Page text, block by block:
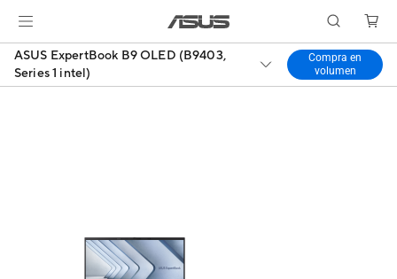
ASUS ExpertBook B9 OLED (B9403,
Series 1 intel)
Compra en
volumen